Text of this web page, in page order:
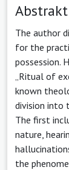
Abstrakt
The author
for the
possession.
„Ritual of
known
division into
The first
nature,
the